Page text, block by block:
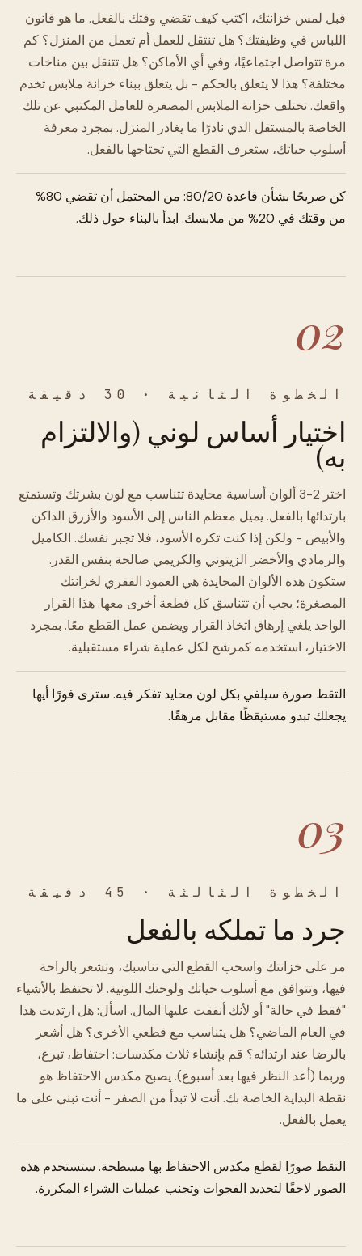
قبل لمس خزانتك، اكتب كيف تقضي وقتك بالفعل. ما هو قانون
اللباس في وظيفتك؟ هل تنتقل للعمل أم تعمل من المنزل؟ كم
مرة تتواصل اجتماعيًا، وفي أي الأماكن؟ هل تتنقل بين مناخات
مختلفة؟ هذا لا يتعلق بالحكم - بل يتعلق ببناء خزانة ملابس تخدم
واقعك. تختلف خزانة الملابس المصغرة للعامل المكتبي عن تلك
الخاصة بالمستقل الذي نادرًا ما يغادر المنزل. بمجرد معرفة
أسلوب حياتك، ستعرف القطع التي تحتاجها بالفعل.
كن صريحًا بشأن قاعدة 80/20: من المحتمل أن تقضي 80%
من وقتك في 20% من ملابسك. ابدأ بالبناء حول ذلك.
02
الخطوة الثانية · 30 دقيقة
اختيار أساس لوني (والالتزام
به)
اختر 2-3 ألوان أساسية محايدة تتناسب مع لون بشرتك وتستمتع
بارتدائها بالفعل. يميل معظم الناس إلى الأسود والأزرق الداكن
والأبيض - ولكن إذا كنت تكره الأسود، فلا تجبر نفسك. الكاميل
والرمادي والأخضر الزيتوني والكريمي صالحة بنفس القدر.
ستكون هذه الألوان المحايدة هي العمود الفقري لخزانتك
المصغرة؛ يجب أن تتناسق كل قطعة أخرى معها. هذا القرار
الواحد يلغي إرهاق اتخاذ القرار ويضمن عمل القطع معًا. بمجرد
الاختيار، استخدمه كمرشح لكل عملية شراء مستقبلية.
التقط صورة سيلفي بكل لون محايد تفكر فيه. سترى فورًا أيها
يجعلك تبدو مستيقظًا مقابل مرهقًا.
03
الخطوة الثالثة · 45 دقيقة
جرد ما تملكه بالفعل
مر على خزانتك واسحب القطع التي تناسبك، وتشعر بالراحة
فيها، وتتوافق مع أسلوب حياتك ولوحتك اللونية. لا تحتفظ بالأشياء
"فقط في حالة" أو لأنك أنفقت عليها المال. اسأل: هل ارتديت هذا
في العام الماضي؟ هل يتناسب مع قطعي الأخرى؟ هل أشعر
بالرضا عند ارتدائه؟ قم بإنشاء ثلاث مكدسات: احتفاظ، تبرع،
وربما (أعد النظر فيها بعد أسبوع). يصبح مكدس الاحتفاظ هو
نقطة البداية الخاصة بك. أنت لا تبدأ من الصفر - أنت تبني على ما
يعمل بالفعل.
التقط صورًا لقطع مكدس الاحتفاظ بها مسطحة. ستستخدم هذه
الصور لاحقًا لتحديد الفجوات وتجنب عمليات الشراء المكررة.